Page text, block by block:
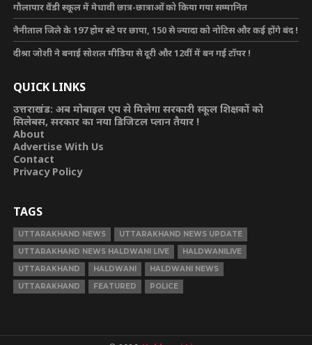
गौलापार वैंडी स्कूल में मेधावी छात्र-छात्राओं को किया गया सम्मानित
नैनीताल जिले के 197 होम स्टे पर छापा, 150 से ज्यादा को नोटिस और कई होंगे बंद !
दीश्रा जोशी ने बनाई सोशल मीडिया से दूरी और 12वीं में बन गई टॉपर !
QUICK LINKS
उत्तराखंड: अब मोबाइल एप से मिलेगा सरकारी स्कूल शिक्षकों को
सिलेबस, सरकार का नया डिजिटल प्लान तैयार !
About
Advertise With Us
Contact
Privacy Policy
TAGS
UTTARAKHAND NEWS
UTTARAKHAND NEWS UPDATE
UTTARAKHAND NEWS HALDWANI LIVE
HALDWANILIVE
UTTARAKHAND
HALDWANI
HALDWANI NEWS
UTTARAKHAND
FEATURED POLICE